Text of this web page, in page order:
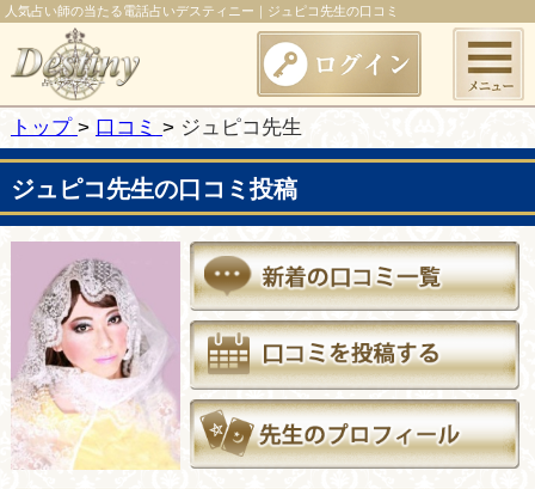
人気占い師の当たる電話占いデスティニー｜ジュピコ先生の口コミ
トップ 口コミ ジュピコ先生
ジュピコ先生の口コミ投稿